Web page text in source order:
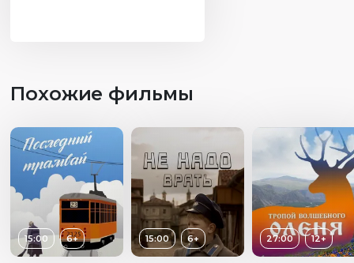
Похожие фильмы
15:00 6+ 15:00 6+ 27:00 12+